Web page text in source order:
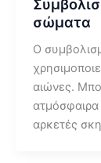
σώματα
Ο
αιώνες.
ατμόσφαιρα
αρκετές